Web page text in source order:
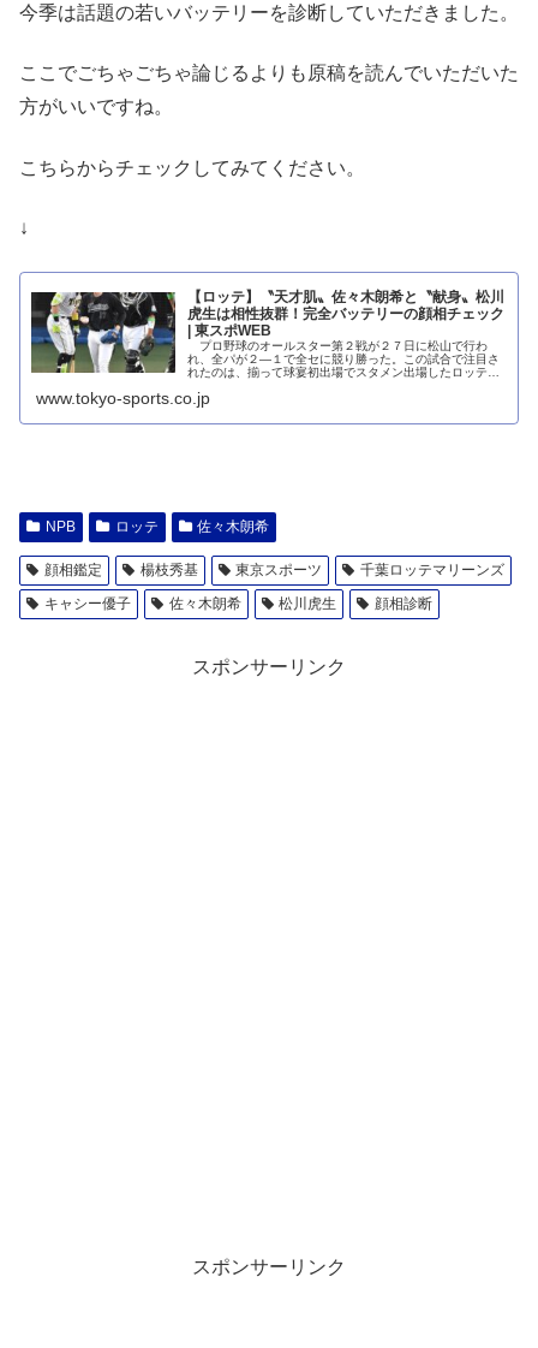
今季は話題の若いバッテリーを診断していただきました。
ここでごちゃごちゃ論じるよりも原稿を読んでいただいた
方がいいですね。
こちらからチェックしてみてください。
↓
【ロッテ】〝天才肌〟佐々木朗希と〝献身〟松川
虎生は相性抜群！完全バッテリーの顔相チェック
| 東スポWEB
プロ野球のオールスター第２戦が２７日に松山で行わ
れ、全パが２―１で全セに競り勝った。この試合で注目さ
れたのは、揃って球宴初出場でスタメン出場したロッテ・
www.tokyo-sports.co.jp
NPB ロッテ 佐々木朗希
顔相鑑定 楊枝秀基 東京スポーツ
千葉ロッテマリーンズ
キャシー優子
佐々木朗希 松川虎生 顔相診断
スポンサーリンク
スポンサーリンク